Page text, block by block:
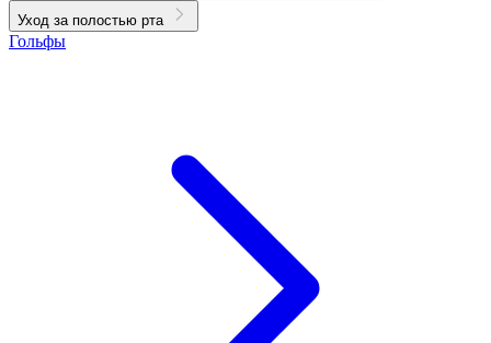
Уход за полостью рта
Гольфы